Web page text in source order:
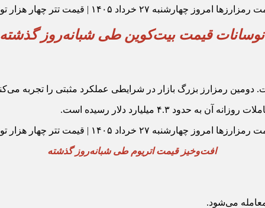
نوسانات قیمت بیت‌کوین طی شبانه‌روز گذشته
افت‌وخیز قیمت اتریوم طی شبانه‌روز گذشته